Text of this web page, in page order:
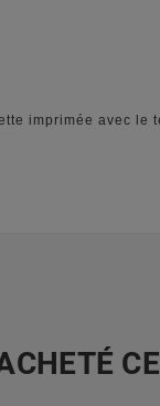
imprimée avec le